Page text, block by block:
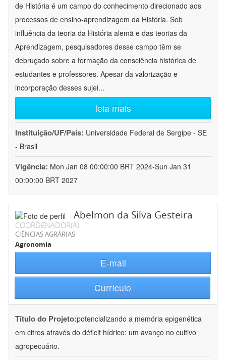
de História é um campo do conhecimento direcionado aos
processos de ensino-aprendizagem da História. Sob
influência da teoria da História alemã e das teorias da
Aprendizagem, pesquisadores desse campo têm se
debruçado sobre a formação da consciência histórica de
estudantes e professores. Apesar da valorização e
incorporação desses sujei...
leia mais
Instituição/UF/País: Universidade Federal de Sergipe - SE
- Brasil
Vigência: Mon Jan 08 00:00:00 BRT 2024-Sun Jan 31
00:00:00 BRT 2027
Abelmon da Silva Gesteira
COORDENADOR(A)
CIÊNCIAS AGRÁRIAS
Agronomia
E-mail
Currículo
Título do Projeto:potencializando a memória epigenética
em citros através do déficit hídrico: um avanço no cultivo
agropecuário.